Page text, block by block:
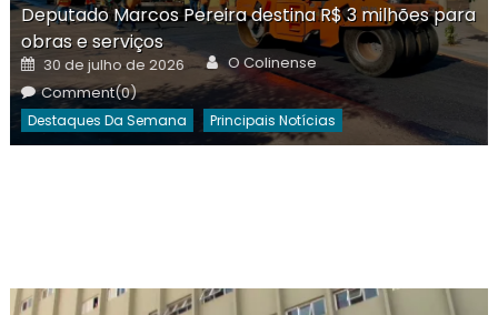
Deputado Marcos Pereira destina R$ 3 milhões para
obras e serviços
Posted
on
30 de julho de 2026 Author
O Colinense
Comment(0)
Destaques Da Semana Principais Notícias